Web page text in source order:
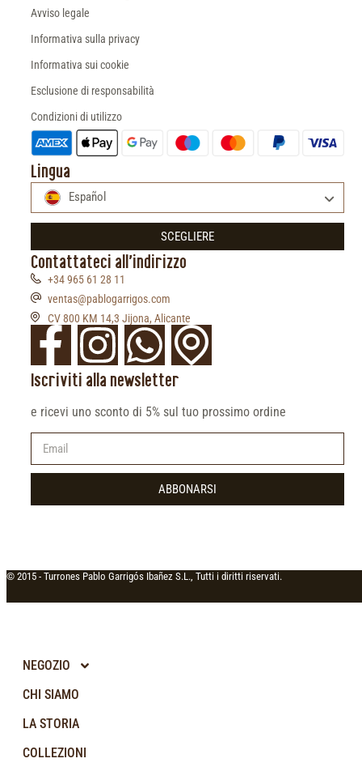
Avviso legale
Informativa sulla privacy
Informativa sui cookie
Esclusione di responsabilità
Condizioni di utilizzo
Lingua
Español
SCEGLIERE
Contattateci all'indirizzo
+34 965 61 28 11
ventas@pablogarrigos.com
CV 800 KM 14,3 Jijona, Alicante
Iscriviti alla newsletter
e ricevi uno sconto di 5% sul tuo prossimo ordine
ABBONARSI
© 2015 - Turrones Pablo Garrigós Ibañez S.L., Tutti i diritti riservati.
NEGOZIO
CHI SIAMO
LA STORIA
COLLEZIONI